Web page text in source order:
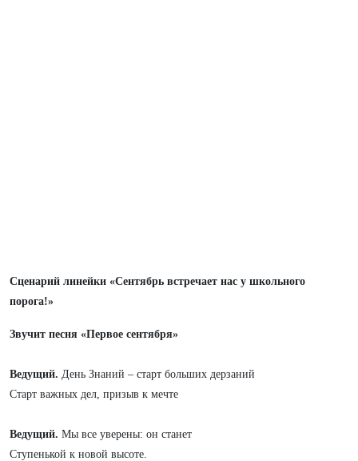
Сценарий линейки «Сентябрь встречает нас у школьного
порога!»
Звучит песня «Первое сентября»
Ведущий. День Знаний – старт больших дерзаний
Старт важных дел, призыв к мечте
Ведущий. Мы все уверены: он станет
Ступенькой к новой высоте.